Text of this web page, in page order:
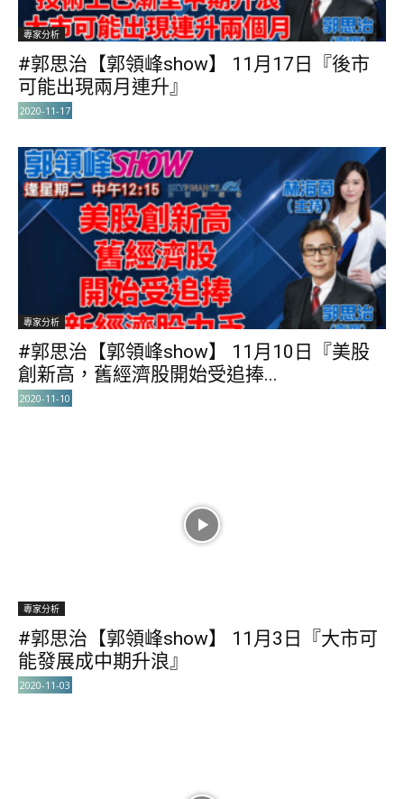
專家分析
#郭思治【郭領峰show】 11月17日『後市
可能出現兩月連升』
2020-11-17
專家分析
#郭思治【郭領峰show】 11月10日『美股
創新高，舊經濟股開始受追捧...
2020-11-10
專家分析
#郭思治【郭領峰show】 11月3日『大市可
能發展成中期升浪』
2020-11-03